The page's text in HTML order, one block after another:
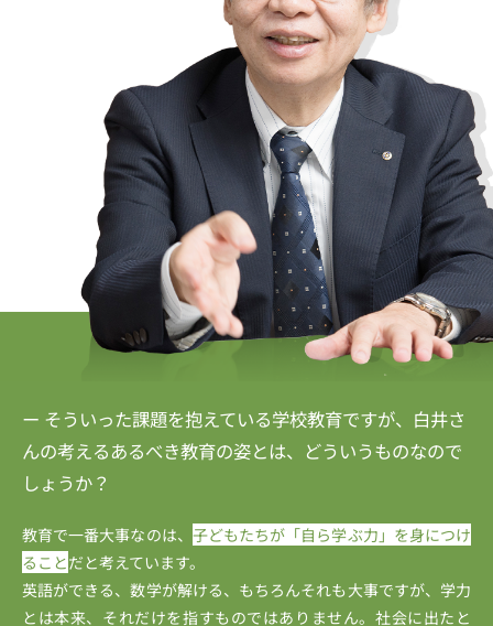
ー そういった課題を抱えている学校教育ですが、白井さ
んの考えるあるべき教育の姿とは、どういうものなので
しょうか？
教育で一番大事なのは、 子どもたちが「自ら学ぶ力」を身につけ
ることだと考えています。
英語ができる、数学が解ける、もちろんそれも大事ですが、学力
とは本来、それだけを指すものではありません。社会に出たと